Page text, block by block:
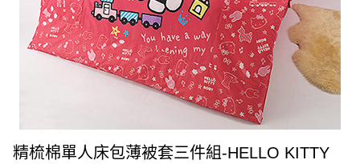
精梳棉單人床包薄被套三件組-HELLO KITTY